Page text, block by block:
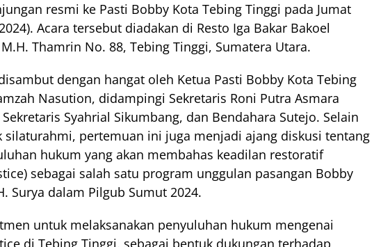
resmi ke Pasti Bobby Kota Tebing Tinggi pada Jumat
Acara tersebut diadakan di Resto Iga Bakar Bakoel
Thamrin No. 88, Tebing Tinggi, Sumatera Utara.
dengan hangat oleh Ketua Pasti Bobby Kota Tebing
Nasution, didampingi Sekretaris Roni Putra Asmara
Syahrial Sikumbang, dan Bendahara Sutejo. Selain
silaturahmi, pertemuan ini juga menjadi ajang diskusi tentang
hukum yang akan membahas keadilan restoratif
sebagai salah satu program unggulan pasangan Bobby
Surya dalam Pilgub Sumut 2024.
untuk melaksanakan penyuluhan hukum mengenai